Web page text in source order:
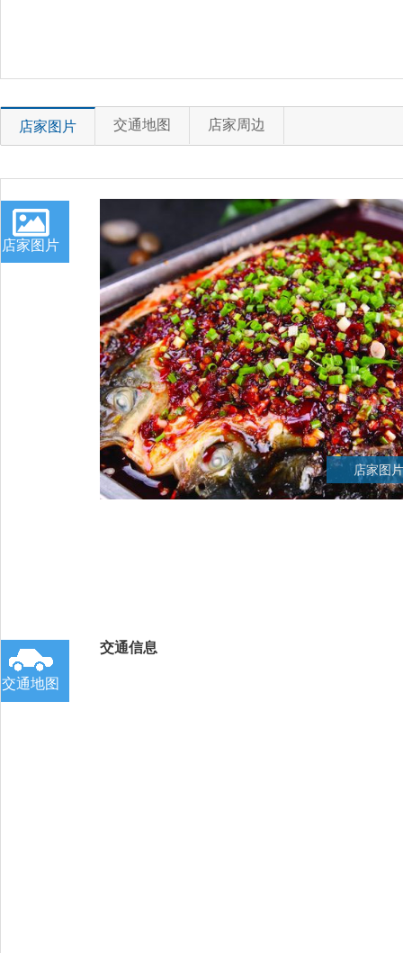
店家图片 交通地图 店家周边
店家图片
店家图
交通地图
交通信息